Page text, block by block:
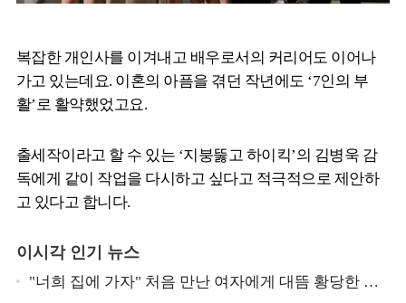
복잡한 개인사를 이겨내고 배우로서의 커리어도 이어나
가고 있는데요. 이혼의 아픔을 겪던 작년에도 ‘7인의 부
활’로 활약했었고요.
출세작이라고 할 수 있는 ‘지붕뚫고 하이킥’의 김병욱 감
독에게 같이 작업을 다시하고 싶다고 적극적으로 제안하
고 있다고 합니다.
이시각 인기 뉴스
"너희 집에 가자" 처음 만난 여자에게 대뜸 황당한 요